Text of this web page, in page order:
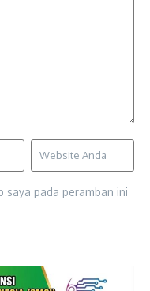
saya pada peramban ini